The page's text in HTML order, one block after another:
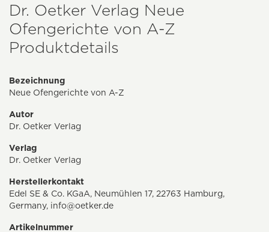
Dr. Oetker Verlag Neue
Ofengerichte von A-Z
Produktdetails
Bezeichnung
Neue Ofengerichte von A-Z
Autor
Dr. Oetker Verlag
Verlag
Dr. Oetker Verlag
Herstellerkontakt
Edel SE & Co. KGaA, Neumühlen 17, 22763 Hamburg,
Germany, info@oetker.de
Artikelnummer